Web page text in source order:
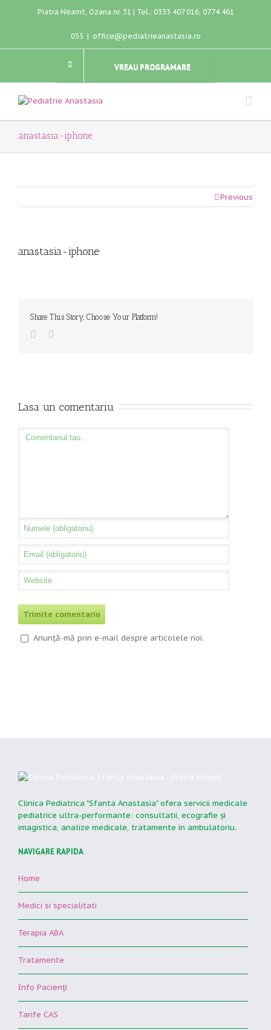
Piatra Neamt, Ozana nr. 31 | Tel.: 0333 407 016, 0774 461
055 | office@pediatrieanastasia.ro
VREAU PROGRAMARE
anastasia-iphone
Previous
anastasia-iphone
Share This Story, Choose Your Platform!
Lasa un comentariu
Anunță-mă prin e-mail despre articolele noi.
Clinica Pediatrica "Sfanta Anastasia" ofera servicii medicale
pediatrice ultra-performante: consultatii, ecografie şi
imagistica, analize medicale, tratamente in ambulatoriu.
NAVIGARE RAPIDA
Home
Medici si specialitati
Terapia ABA
Tratamente
Info Pacienţi
Tarife CAS